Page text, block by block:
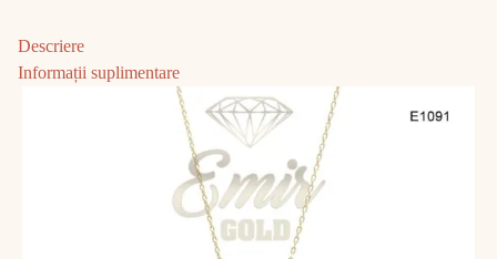
Descriere
Informații suplimentare